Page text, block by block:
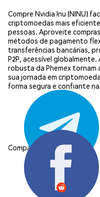
Compre Nvidia Inu (NINU)
criptomoedas mais
pessoas. Aproveite
métodos de pagamento
transferências bancárias,
P2P, acessível
robusta da Phemex tornam
sua jornada em
forma segura e confiante na
Compartilhar: